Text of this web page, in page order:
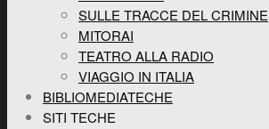
SULLE TRACCE DEL CRIMINE
MITORAI
TEATRO ALLA RADIO
VIAGGIO IN ITALIA
BIBLIOMEDIATECHE
SITI TECHE